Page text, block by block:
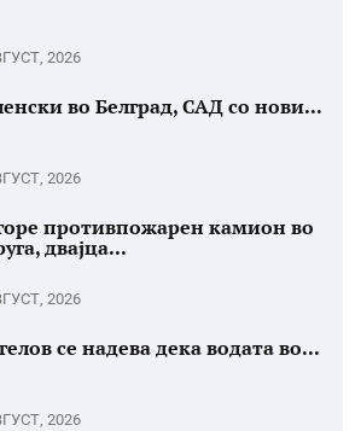
2026
во Белград, САД со нови...
2026
противпожарен камион во
двајца...
2026
се надева дека водата во...
2026